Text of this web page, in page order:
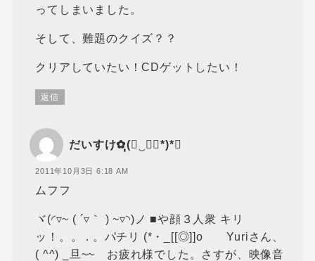
ってしまいました。
そして、難題のクイズ？？
クリアしていたい！CDゲットしたい！
返信
だいすけ✿ฺฺ(◡‿◡ฺ*)*❤
2011年10月3日 6:18 AM
ムフフ
ヾ(◜▿~ ( ´▿｀ ) ~▿◝)ノ ■や顔３人衆 キリ
ッ！。。 . 。パチリ (*・_[[◎]]o Yuriさん、
( ^^) _旦~~ お疲れ様でした。さすが、映像音